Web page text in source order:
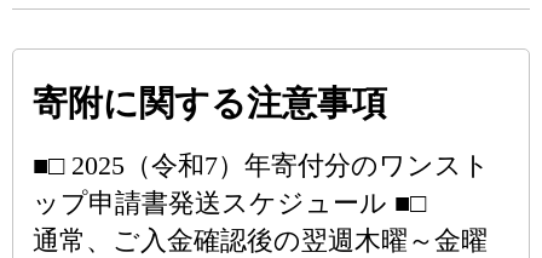
寄附に関する注意事項
■□ 2025（令和7）年寄付分のワンスト
ップ申請書発送スケジュール ■□
通常、ご入金確認後の翌週木曜～金曜